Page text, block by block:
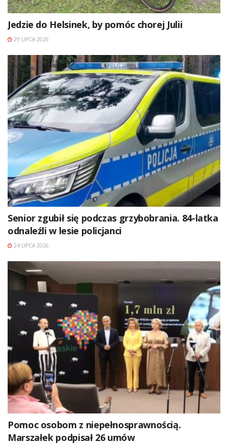
Jedzie do Helsinek, by pomóc chorej Julii
29 LIPCA 2026
Senior zgubił się podczas grzybobrania. 84-latka
odnaleźli w lesie policjanci
24 LIPCA 2026
Pomoc osobom z niepełnosprawnością.
Marszałek podpisał 26 umów